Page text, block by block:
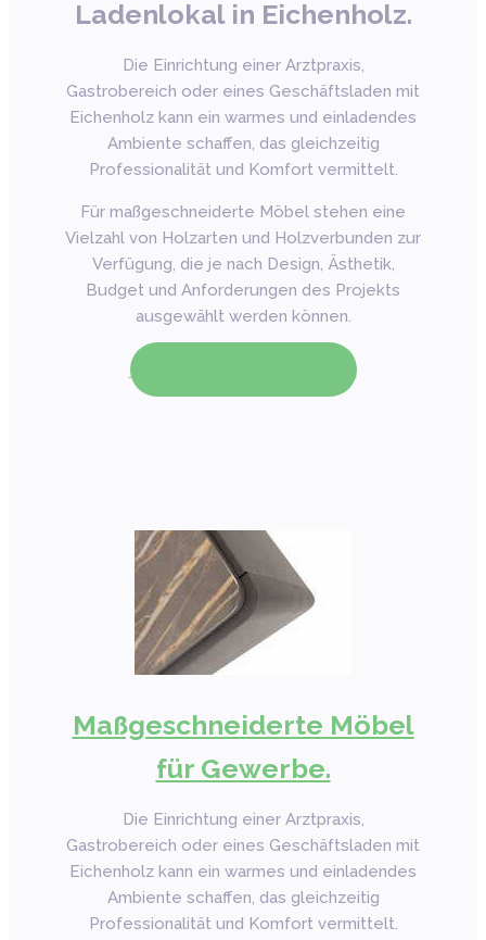
Ladenlokal in Eichenholz.
Die Einrichtung einer Arztpraxis,
Gastrobereich oder eines Geschäftsladen mit
Eichenholz kann ein warmes und einladendes
Ambiente schaffen, das gleichzeitig
Professionalität und Komfort vermittelt.
Für maßgeschneiderte Möbel stehen eine
Vielzahl von Holzarten und Holzverbunden zur
Verfügung, die je nach Design, Ästhetik,
Budget und Anforderungen des Projekts
ausgewählt werden können.
Jetzt Fachberater kontaktieren!
Maßgeschneiderte Möbel
für Gewerbe.
Die Einrichtung einer Arztpraxis,
Gastrobereich oder eines Geschäftsladen mit
Eichenholz kann ein warmes und einladendes
Ambiente schaffen, das gleichzeitig
Professionalität und Komfort vermittelt.